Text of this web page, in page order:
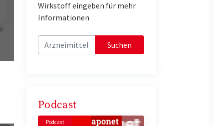
Wirkstoff eingeben für mehr
Informationen.
Suchen
Podcast
Podcast